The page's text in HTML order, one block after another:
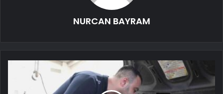
NURCAN BAYRAM